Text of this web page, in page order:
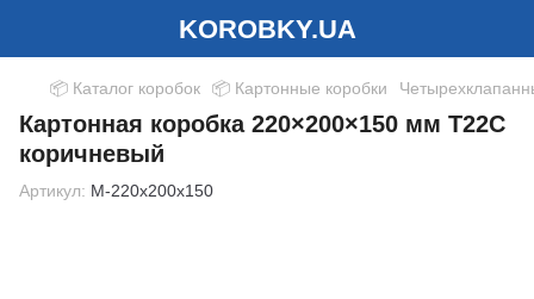
KOROBKY.UA
📦 Каталог коробок 📦 Картонные коробки
Картонная коробка 220×200×150 мм Т22С
коричневый
Артикул: M-220x200x150